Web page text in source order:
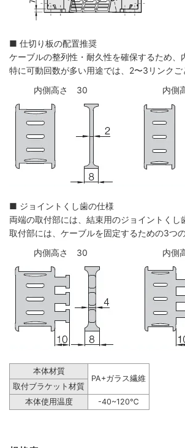
■ 仕切り板の配置推奨
ケーブルの整列性・耐久性を確保するため
特に可動回数が多い用途では、2〜3リンク
内側高さ 30
内側
■ ジョイントくし歯の仕様
両端の取付部には、結束用のジョイントくし
取付部には、ケーブルを固定するための3つ
内側高さ 30
内側
本体材質
PA+ガラス繊維
取付ブラケット材質
本体使用温度
-40~120℃